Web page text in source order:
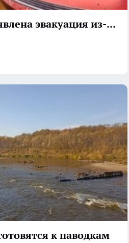
эвакуация из-за
к паводкам